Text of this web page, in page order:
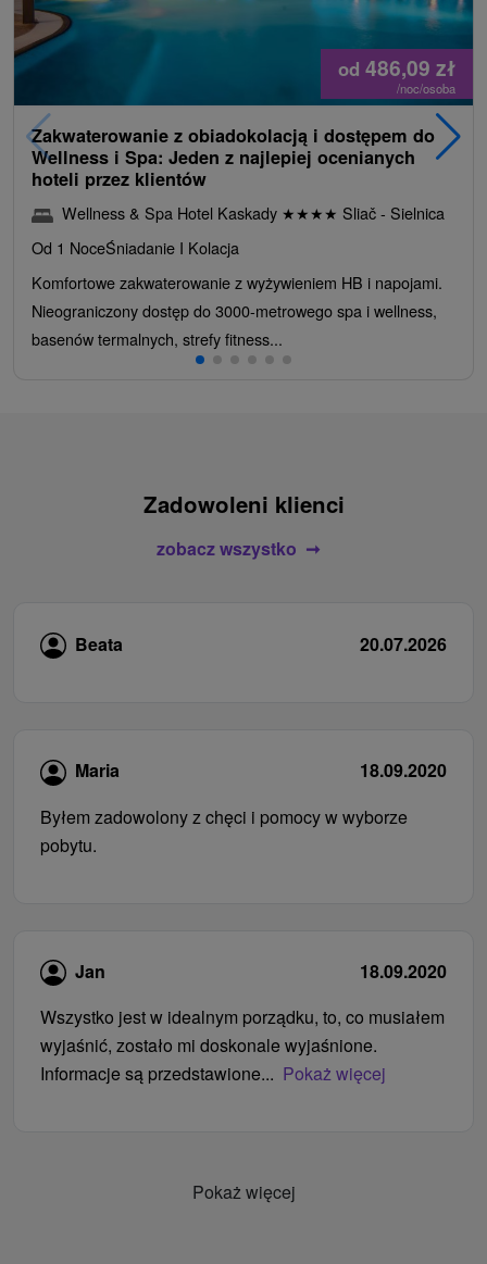
od 486,09 zł
/noc/osoba
Zakwaterowanie z obiadokolacją i dostępem do
Wellness i Spa: Jeden z najlepiej ocenianych
hoteli przez klientów
Wellness & Spa Hotel Kaskady ★★★★ Sliač - Sielnica
Od 1 NoceŚniadanie I Kolacja
Komfortowe zakwaterowanie z wyżywieniem HB i napojami.
Nieograniczony dostęp do 3000-metrowego spa i wellness,
basenów termalnych, strefy fitness...
Zadowoleni klienci
zobacz wszystko
Beata 20.07.2026
Maria
18.09.2020
Byłem zadowolony z chęci i pomocy w wyborze
pobytu.
Jan
18.09.2020
Wszystko jest w idealnym porządku, to, co musiałem
wyjaśnić, zostało mi doskonale wyjaśnione.
Informacje są przedstawione... Pokaż więcej
Pokaż więcej